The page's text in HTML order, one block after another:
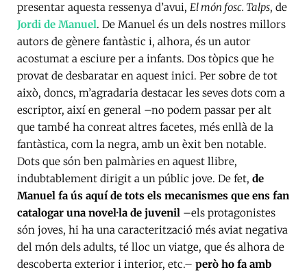
presentar aquesta ressenya d’avui, El món fosc. Talps, de
Jordi de Manuel. De Manuel és un dels nostres millors
autors de gènere fantàstic i, alhora, és un autor
acostumat a esciure per a infants. Dos tòpics que he
provat de desbaratar en aquest inici. Per sobre de tot
això, doncs, m’agradaria destacar les seves dots com a
escriptor, així en general –no podem passar per alt
que també ha conreat altres facetes, més enllà de la
fantàstica, com la negra, amb un èxit ben notable.
Dots que són ben palmàries en aquest llibre,
indubtablement dirigit a un públic jove. De fet, de
Manuel fa ús aquí de tots els mecanismes que ens fan
catalogar una novel·la de juvenil –els protagonistes
són joves, hi ha una caracterització més aviat negativa
del món dels adults, té lloc un viatge, que és alhora de
descoberta exterior i interior, etc.– però ho fa amb